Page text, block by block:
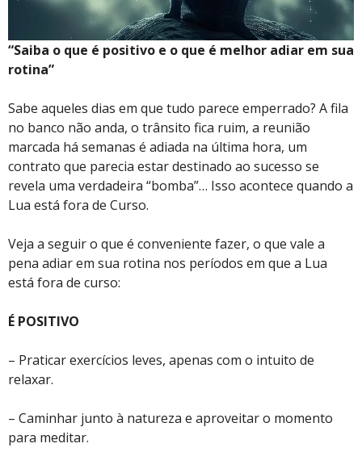
“Saiba o que é positivo e o que é melhor adiar em sua
rotina”
Sabe aqueles dias em que tudo parece emperrado? A fila
no banco não anda, o trânsito fica ruim, a reunião
marcada há semanas é adiada na última hora, um
contrato que parecia estar destinado ao sucesso se
revela uma verdadeira “bomba”… Isso acontece quando a
Lua está fora de Curso.
Veja a seguir o que é conveniente fazer, o que vale a
pena adiar em sua rotina nos períodos em que a Lua
está fora de curso:
É POSITIVO
– Praticar exercícios leves, apenas com o intuito de
relaxar.
– Caminhar junto à natureza e aproveitar o momento
para meditar.